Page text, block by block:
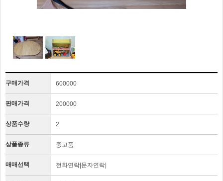
구매가격 600000
판매가격 200000
상품수량 2
상품종류 중고품
매매선택 전화연락|문자연락|